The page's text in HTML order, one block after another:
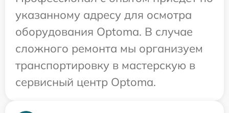
указанному адресу для осмотра
оборудования Optoma. В случае
сложного ремонта мы организуем
транспортировку в мастерскую в
сервисный центр Optoma.